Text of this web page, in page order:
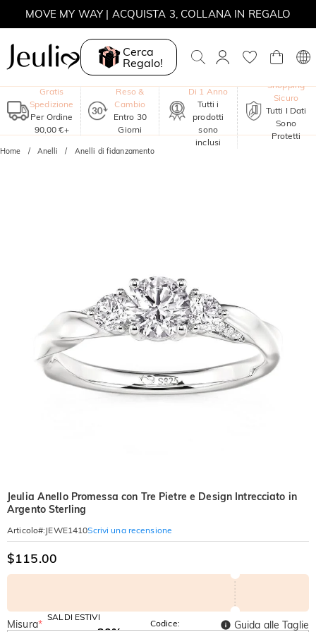
MOVE MY WAY | ACQUISTA 3, COLLANA IN REGALO
Cerca
Regalo!
Gratis
Spedizione
Per Ordine
90,00 €+
Reso &
Cambio
Entro 30
Giorni
Di 1 Anno
Tutti i
prodotti
sono
inclusi
Shopping
Sicuro
Tutti I Dati
Sono
Protetti
Home Anelli Anelli di fidanzamento
Jeulia Anello Promessa con Tre Pietre e Design Intrecciato in
Argento Sterling
Articolo#: JEWE1410Scrivi una recensione
$115.00
SALDI ESTIVI
Codice:
Misura*
Guida alle Taglie